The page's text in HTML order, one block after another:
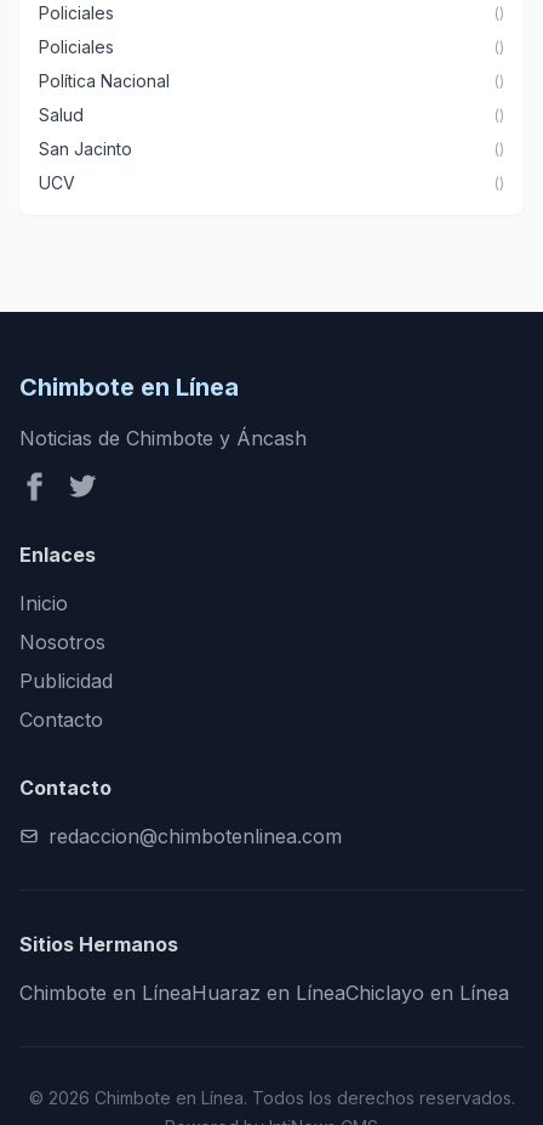
Policiales ()
Policiales ()
Política Nacional ()
Salud ()
San Jacinto ()
UCV ()
Chimbote en Línea
Noticias de Chimbote y Áncash
Enlaces
Inicio
Nosotros
Publicidad
Contacto
Contacto
redaccion@chimbotenlinea.com
Sitios Hermanos
Chimbote en LíneaHuaraz en LíneaChiclayo en Línea
© 2026 Chimbote en Línea. Todos los derechos reservados.